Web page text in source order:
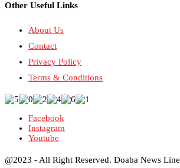
Other Useful Links
About Us
Contact
Privacy Policy
Terms & Conditions
Facebook
Instagram
Youtube
@2023 - All Right Reserved. Doaba News Line